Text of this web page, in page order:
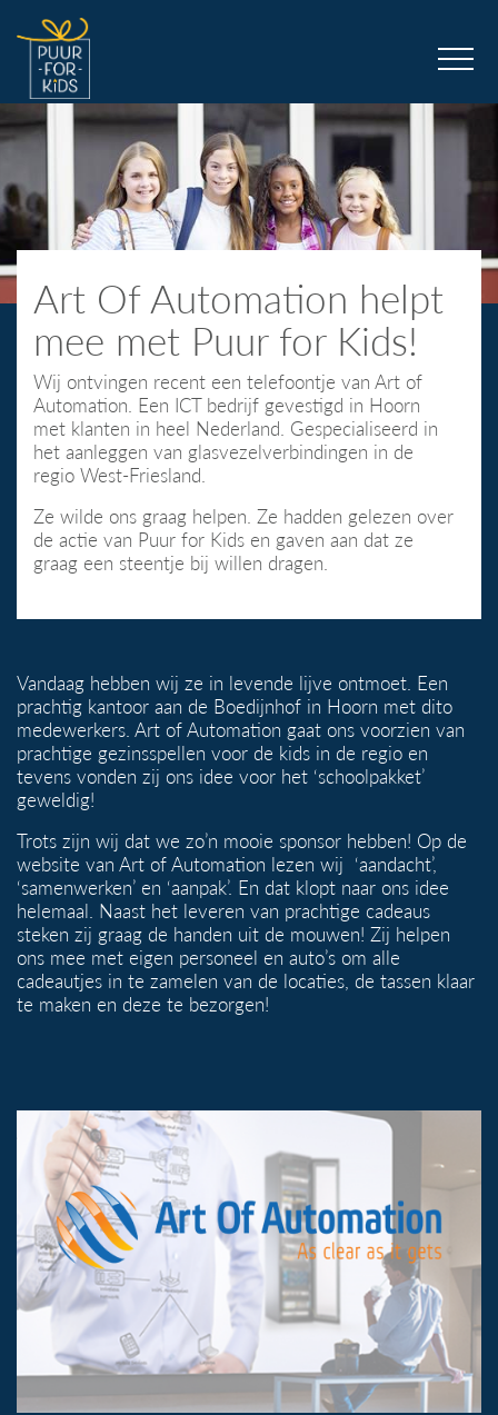
Art Of Automation helpt
mee met Puur for Kids!
Wij ontvingen recent een telefoontje van Art of
Automation. Een ICT bedrijf gevestigd in Hoorn
met klanten in heel Nederland. Gespecialiseerd in
het aanleggen van glasvezelverbindingen in de
regio West-Friesland.
Ze wilde ons graag helpen. Ze hadden gelezen over
de actie van Puur for Kids en gaven aan dat ze
graag een steentje bij willen dragen.
Vandaag hebben wij ze in levende lijve ontmoet. Een
prachtig kantoor aan de Boedijnhof in Hoorn met dito
medewerkers. Art of Automation gaat ons voorzien van
prachtige gezinsspellen voor de kids in de regio en
tevens vonden zij ons idee voor het ‘schoolpakket’
geweldig!
Trots zijn wij dat we zo’n mooie sponsor hebben! Op de
website van Art of Automation lezen wij ‘aandacht’,
‘samenwerken’ en ‘aanpak’. En dat klopt naar ons idee
helemaal. Naast het leveren van prachtige cadeaus
steken zij graag de handen uit de mouwen! Zij helpen
ons mee met eigen personeel en auto’s om alle
cadeautjes in te zamelen van de locaties, de tassen klaar
te maken en deze te bezorgen!